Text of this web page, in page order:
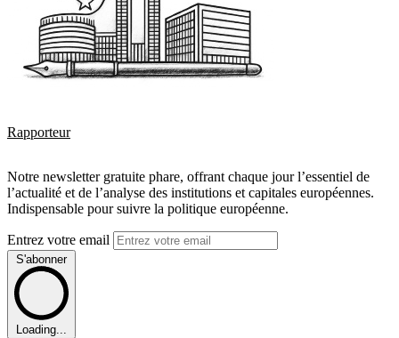
Rapporteur
Notre newsletter gratuite phare, offrant chaque jour l’essentiel de
l’actualité et de l’analyse des institutions et capitales européennes.
Indispensable pour suivre la politique européenne.
Entrez votre email
S'abonner
Loading...